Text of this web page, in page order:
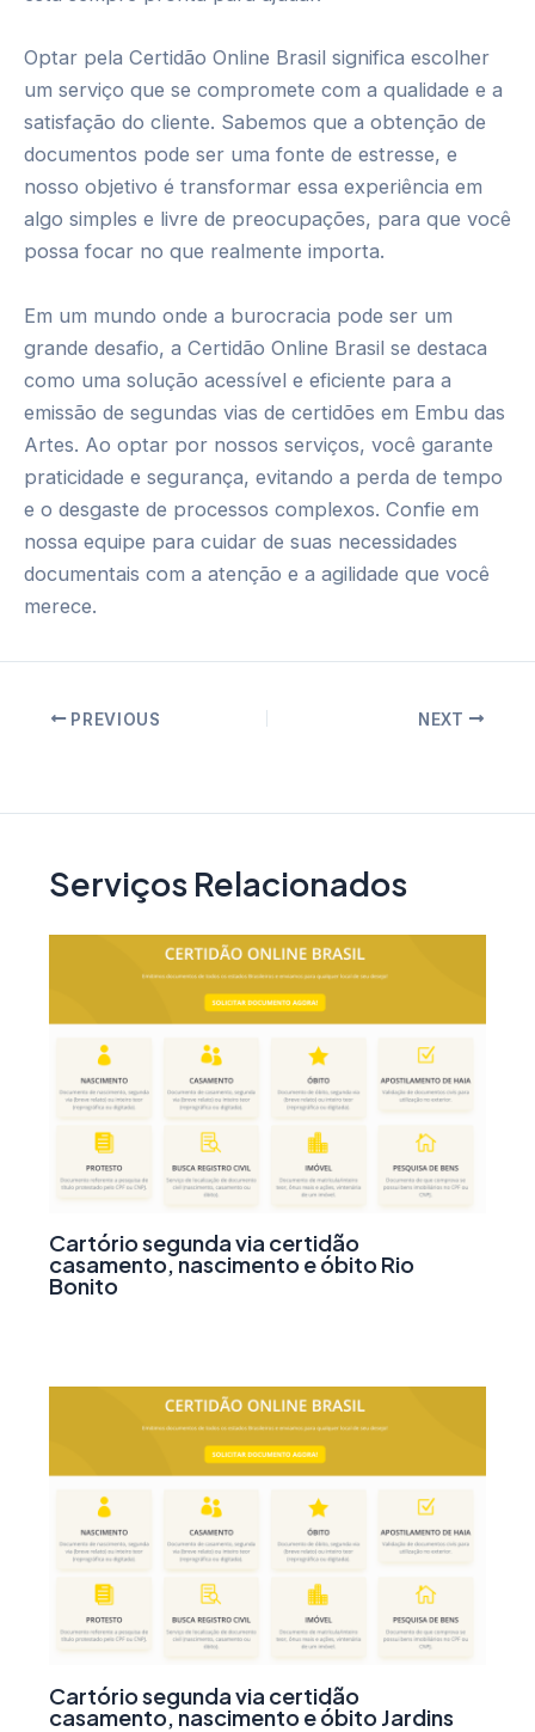
Optar pela Certidão Online Brasil significa escolher
um serviço que se compromete com a qualidade e a
satisfação do cliente. Sabemos que a obtenção de
documentos pode ser uma fonte de estresse, e
nosso objetivo é transformar essa experiência em
algo simples e livre de preocupações, para que você
possa focar no que realmente importa.
Em um mundo onde a burocracia pode ser um
grande desafio, a Certidão Online Brasil se destaca
como uma solução acessível e eficiente para a
emissão de segundas vias de certidões em Embu das
Artes. Ao optar por nossos serviços, você garante
praticidade e segurança, evitando a perda de tempo
e o desgaste de processos complexos. Confie em
nossa equipe para cuidar de suas necessidades
documentais com a atenção e a agilidade que você
merece.
PostPREVIOUS NEXT
Serviços Relacionados
Cartório segunda via certidão
casamento, nascimento e óbito Rio
Bonito
Cartório segunda via certidão
casamento, nascimento e óbito Jardins